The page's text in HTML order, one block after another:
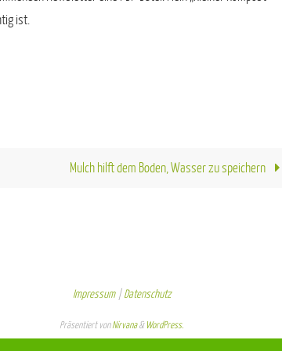
ist.
Mulch hilft dem Boden, Wasser zu speichern
Impressum| Datenschutz
Präsentiert vonNirvana& WordPress.